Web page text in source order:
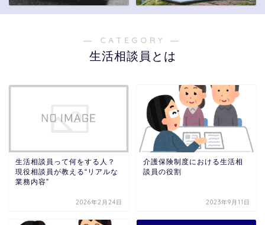
― CATEGORY ―
生活相談員とは
生活相談員って何をする人？
現役相談員が教える“リアルな
業務内容”
2026年2月24日
介護保険制度における生活相
談員の役割
2023年9月11日